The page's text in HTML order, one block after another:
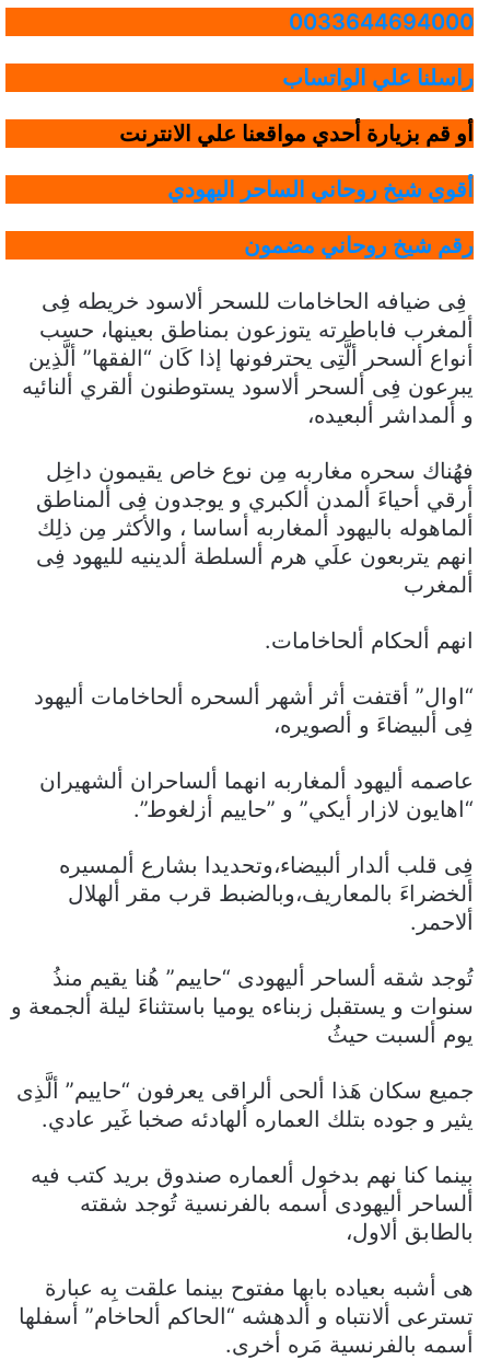
0033644694000
راسلنا علي الواتساب
أو قم بزيارة أحدي مواقعنا علي الانترنت
أقوي شيخ روحاني الساحر اليهودي
رقم شيخ روحاني مضمون
فِى ضيافه الحاخامات للسحر ألاسود خريطه فِى
ألمغرب فاباطرته يتوزعون بمناطق بعينها، حسب
أنواع ألسحر ألَّتِى يحترفونها إذا كَان “الفقها” ألَّذِين
يبرعون فِى ألسحر ألاسود يستوطنون ألقري ألنائيه
و ألمداشر ألبعيده،
فهُناك سحره مغاربه مِن نوع خاص يقيمون داخِل
أرقي أحياءَ ألمدن ألكبري و يوجدون فِى ألمناطق
ألماهوله باليهود ألمغاربه أساسا ، والأكثر مِن ذلِك
انهم يتربعون علَي هرم ألسلطة ألدينيه لليهود فِى
ألمغرب
انهم ألحكام ألحاخامات.
“اوال” أقتفت أثر أشهر ألسحره ألحاخامات أليهود
فِى ألبيضاءَ و ألصويره،
عاصمه أليهود ألمغاربه انهما ألساحران ألشهيران
“اهايون لازار أيكي” و ”حاييم أزلغوط”.
فِى قلب ألدار ألبيضاء،وتحديدا بشارع ألمسيره
ألخضراءَ بالمعاريف،وبالضبط قرب مقر ألهلال
ألاحمر.
تُوجد شقه ألساحر أليهودى “حاييم” هُنا يقيم منذُ
سنوات و يستقبل زبناءه يوميا باستثناءَ ليلة ألجمعة و
يوم ألسبت حيثُ
جميع سكان هَذا ألحى ألراقى يعرفون “حاييم” ألَّذِى
يثير و جوده بتلك العماره ألهادئه صخبا غَير عادي.
بينما كنا نهم بدخول ألعماره صندوق بريد كتب فيه
ألساحر أليهودى أسمه بالفرنسية تُوجد شقته
بالطابق ألاول،
هى أشبه بعياده بابها مفتوح بينما علقت بِه عبارة
تسترعى ألانتباه و ألدهشه “الحاكم ألحاخام” أسفلها
أسمه بالفرنسية مَره أخرى.